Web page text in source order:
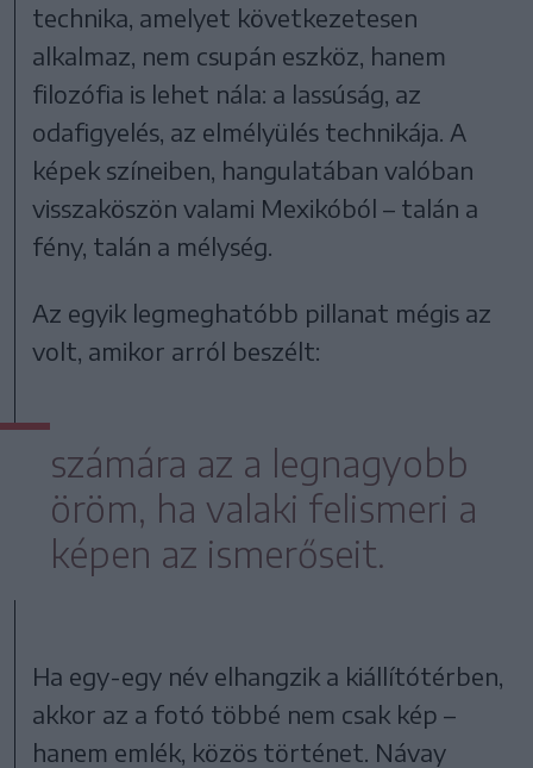
technika, amelyet következetesen
alkalmaz, nem csupán eszköz, hanem
filozófia is lehet nála: a lassúság, az
odafigyelés, az elmélyülés technikája. A
képek színeiben, hangulatában valóban
visszaköszön valami Mexikóból – talán a
fény, talán a mélység.
Az egyik legmeghatóbb pillanat mégis az
volt, amikor arról beszélt:
számára az a legnagyobb
öröm, ha valaki felismeri a
képen az ismerőseit.
Ha egy-egy név elhangzik a kiállítótérben,
akkor az a fotó többé nem csak kép –
hanem emlék, közös történet. Návay